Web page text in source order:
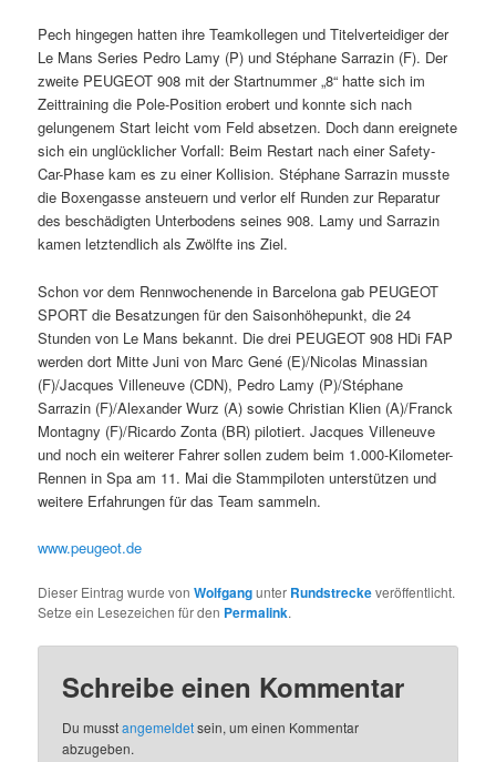
Pech hingegen hatten ihre Teamkollegen und Titelverteidiger der
Le Mans Series Pedro Lamy (P) und Stéphane Sarrazin (F). Der
zweite PEUGEOT 908 mit der Startnummer „8“ hatte sich im
Zeittraining die Pole-Position erobert und konnte sich nach
gelungenem Start leicht vom Feld absetzen. Doch dann ereignete
sich ein unglücklicher Vorfall: Beim Restart nach einer Safety-
Car-Phase kam es zu einer Kollision. Stéphane Sarrazin musste
die Boxengasse ansteuern und verlor elf Runden zur Reparatur
des beschädigten Unterbodens seines 908. Lamy und Sarrazin
kamen letztendlich als Zwölfte ins Ziel.
Schon vor dem Rennwochenende in Barcelona gab PEUGEOT
SPORT die Besatzungen für den Saisonhöhepunkt, die 24
Stunden von Le Mans bekannt. Die drei PEUGEOT 908 HDi FAP
werden dort Mitte Juni von Marc Gené (E)/Nicolas Minassian
(F)/Jacques Villeneuve (CDN), Pedro Lamy (P)/Stéphane
Sarrazin (F)/Alexander Wurz (A) sowie Christian Klien (A)/Franck
Montagny (F)/Ricardo Zonta (BR) pilotiert. Jacques Villeneuve
und noch ein weiterer Fahrer sollen zudem beim 1.000-Kilometer-
Rennen in Spa am 11. Mai die Stammpiloten unterstützen und
weitere Erfahrungen für das Team sammeln.
www.peugeot.de
Dieser Eintrag wurde vonWolfgangunter Rundstreckeveröffentlicht.
Setze ein Lesezeichen für den Permalink.
Schreibe einen Kommentar
Du musstangemeldetsein, um einen Kommentar
abzugeben.